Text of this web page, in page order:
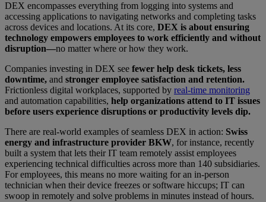
DEX encompasses everything from logging into systems and
accessing applications to navigating networks and completing tasks
across devices and locations. At its core, DEX is about ensuring
technology empowers employees to work efficiently and without
disruption—no matter where or how they work.
Companies investing in DEX see fewer help desk tickets, less
downtime, and stronger employee satisfaction and retention.
Frictionless digital workplaces, supported by real-time monitoring
and automation capabilities, help organizations attend to IT issues
before users experience disruptions or productivity levels dip.
There are real-world examples of seamless DEX in action: Swiss
energy and infrastructure provider BKW, for instance, recently
built a system that lets their IT team remotely assist employees
experiencing technical difficulties across more than 140 subsidiaries.
For employees, this means no more waiting for an in-person
technician when their device freezes or software hiccups; IT can
swoop in remotely and solve problems in minutes instead of hours.